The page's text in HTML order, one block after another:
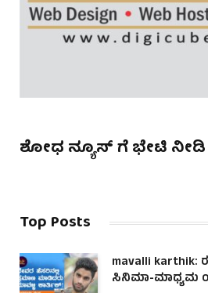
ಶೋಧ ನ್ಯೂಸ್ ಗೆ ಭೇಟಿ ನೀಡಿ
Top Posts
mavalli
ಸಿನಿಮಾ-ಮಾಧ್ಯಮ